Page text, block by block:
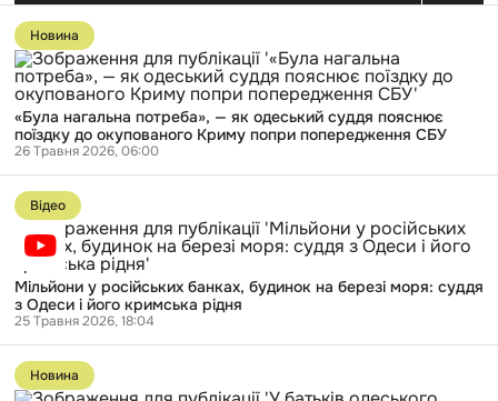
Перейти
до
публікації
«Була
нагальна
потреба»,
як
одеський
суддя
пояснює
поїздку
окупованого
Криму
попри
попередження
СБУ
Новина
«Була нагальна потреба», — як одеський суддя пояснює
поїздку до окупованого Криму попри попередження СБУ
26 Травня 2026, 06:00
Перейти
до
публікації
Мільйони
російських
банках,
будинок
на
березі
моря:
суддя
Відео
Мільйони у російських банках, будинок на березі моря: суддя
з Одеси і його кримська рідня
25 Травня 2026, 18:04
Перейти
до
публікації
Новина